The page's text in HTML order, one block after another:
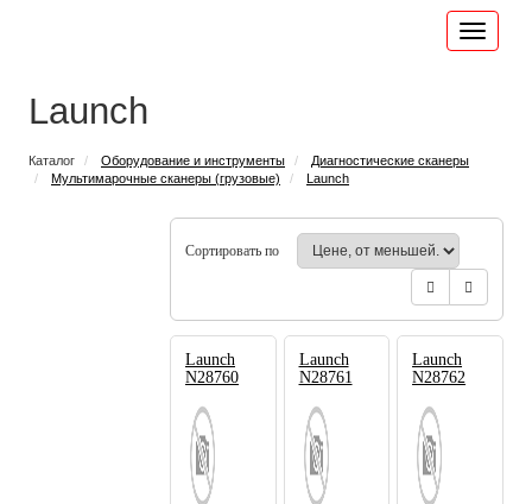
Launch
Каталог Оборудование и инструменты
Диагностические сканеры
Мультимарочные сканеры (грузовые)
Launch
Сортировать по
Launch
N28760
Launch
N28761
Launch
N28762